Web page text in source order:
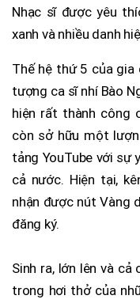
Nhạc sĩ được yêu
xanh và nhiều danh
Thế hệ thứ 5 của gia
tượng ca sĩ nhí Bào
hiện rất thành công
còn sở hữu một
tảng YouTube với sự
cả nước. Hiện tại,
nhận được nút Vàng
đăng ký.
Sinh ra, lớn lên và
trong hơi thở của